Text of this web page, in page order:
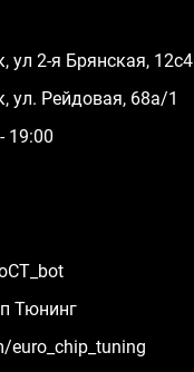
ул 2-я Брянская, 12с4
ул. Рейдовая, 68а/1
19:00
Тюнинг
euro_chip_tuning